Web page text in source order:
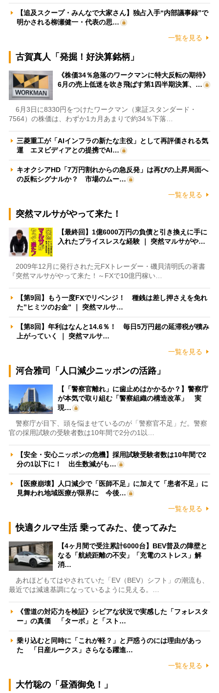
【追及スクープ・みんなで大家さん】独占入手“内部議事録”で
明かされる柳瀬健一・代表の思…
一覧を見る
古賀真人「発掘！好決算銘柄」
《株価34％急落のワークマンに特大反転の期待》
6月の売上低迷を吹き飛ばす第1四半期決算、…
6月3日に8330円をつけたワークマン（東証スタンダード・
7564）の株価は、わずか1カ月あまりで約34％下落…
三菱重工が「AIインフラの新たな主役」として再評価される気
運 エヌビディアとの提携でAI…
キオクシアHD「7万円割れからの急反発」は再びの上昇局面へ
の反転シグナルか？ 市場のムー…
一覧を見る
突然マルサがやって来た！
【最終回】1億6000万円の負債と引き換えに手に
入れたプライスレスな経験 ｜ 突然マルサがや…
2009年12月に発行された元FXトレーダー・磯貝清明氏の著書
『突然マルサがやって来た！～FXで10億円稼い…
【第9回】もう一度FXでリベンジ！ 種銭は差し押さえを免れ
た”ヒミツのお金” ｜ 突然マルサ…
【第8回】年利はなんと14.6％！ 毎日5万円超の延滞税が積み
上がっていく ｜ 突然マルサ…
一覧を見る
河合雅司「人口減少ニッポンの活路」
【「警察官離れ」に歯止めはかかるか？】警察庁
が本気で取り組む「警察組織の構造改革」 実
現…
警察庁が目下、頭を悩ませているのが「警察官不足」だ。警察
官の採用試験の受験者数は10年間で2分の1以…
【安全・安心ニッポンの危機】採用試験受験者数は10年間で2
分の1以下に！ 出生数減がも…
【医療崩壊】人口減少で「医師不足」に加えて「患者不足」に
見舞われ地域医療が限界に 今後…
一覧を見る
快適クルマ生活 乗ってみた、使ってみた
【4ヶ月間で受注累計6000台】BEV普及の障壁と
なる「航続距離の不安」「充電のストレス」解
消…
あれほどもてはやされていた「EV（BEV）シフト」の潮流も、
最近では減速基調になっているように見える。…
《雪道の対応力を検証》シビアな状況で実感した「フォレスタ
ー」の真価 「ターボ」と「スト…
乗り込むと同時に「これが軽？」と戸惑うのには理由があっ
た 「日産ルークス」さらなる躍進…
一覧を見る
大竹聡の「昼酒御免！」